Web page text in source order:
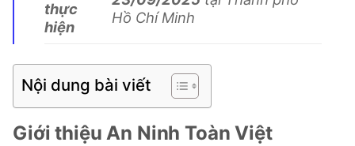
thực
hiện
Hồ Chí Minh
Nội dung bài viết
Giới thiệu An Ninh Toàn Việt